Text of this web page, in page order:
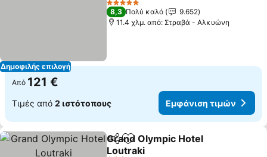
Δημοφιλής επιλογή
5 Αστέρια
8,3 Πολύ καλό
9.652
11.4 χλμ. από: Στραβά - Αλκυώνη
Από 121 €
Τιμές από 2 ιστότοπους Εμφάνιση τιμών
Κοινοποίηση
Προσθήκη στα αγαπημένα
Grand Olympic Hotel
Loutraki